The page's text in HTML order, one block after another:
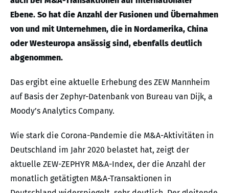
Ebene. So hat die Anzahl der Fusionen und Übernahmen
von und mit Unternehmen, die in Nordamerika, China
oder Westeuropa ansässig sind, ebenfalls deutlich
abgenommen.
Das ergibt eine aktuelle Erhebung des ZEW Mannheim
auf Basis der Zephyr-Datenbank von Bureau van Dijk, a
Moody’s Analytics Company.
Wie stark die Corona-Pandemie die M&A-Aktivitäten in
Deutschland im Jahr 2020 belastet hat, zeigt der
aktuelle ZEW-ZEPHYR M&A-Index, der die Anzahl der
monatlich getätigten M&A-Transaktionen in